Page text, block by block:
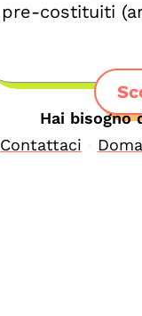
pre-costituiti
Hai bisogno
Contattaci